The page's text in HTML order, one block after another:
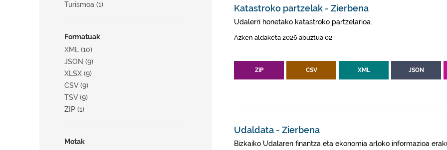
Turismoa (1)
Formatuak
XML (10)
JSON (9)
XLSX (9)
CSV (9)
TSV (9)
ZIP (1)
Motak
Katastroko partzelak - Zierbena
Udalerri honetako katastroko partzelarioa.
Azken aldaketa 2026 abuztua 02
ZIP CSV XML JSON
Udaldata - Zierbena
Bizkaiko Udalaren finantza eta ekonomia arloko informazioa